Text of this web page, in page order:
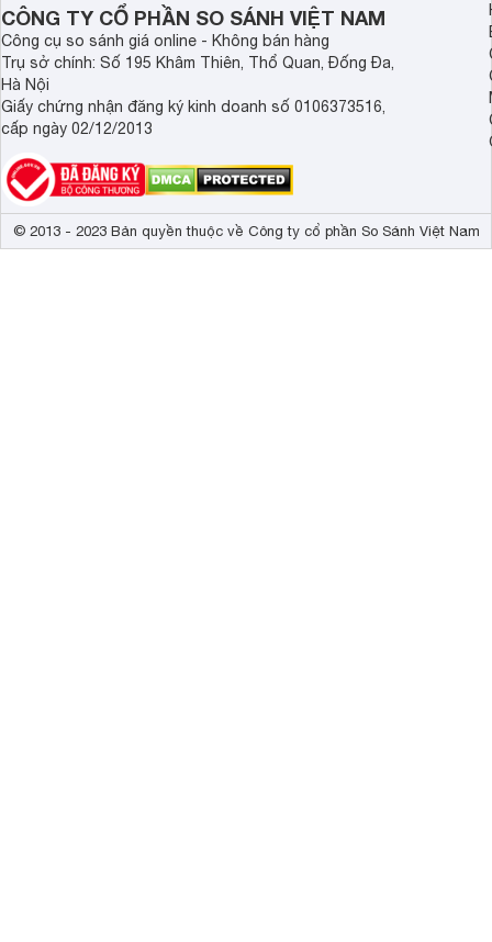
CÔNG TY CỔ PHẦN SO SÁNH VIỆT NAM
Công cụ so sánh giá online - Không bán hàng
Trụ sở chính: Số 195 Khâm Thiên, Thổ Quan, Đống Đa,
Hà Nội
Giấy chứng nhận đăng ký kinh doanh số 0106373516,
cấp ngày 02/12/2013
© 2013 - 2023 Bản quyền thuộc về Công ty cổ phần So Sánh Việt Nam